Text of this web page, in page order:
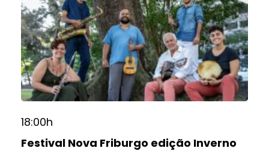
18:00h
Festival Nova Friburgo edição Inverno